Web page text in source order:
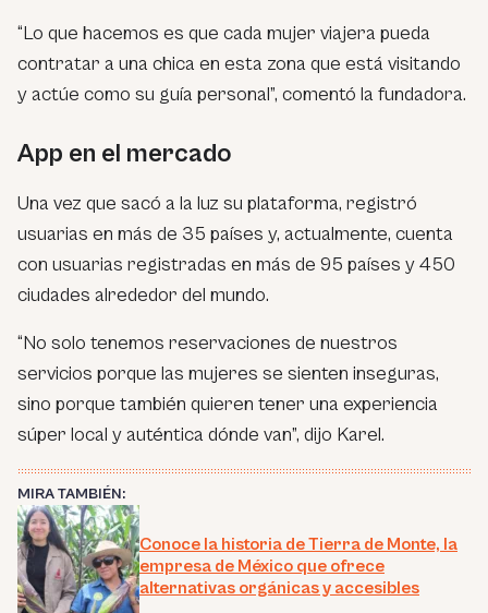
“Lo que hacemos es que cada mujer viajera pueda
contratar a una chica en esta zona que está visitando
y actúe como su guía personal”, comentó la fundadora.
App en el mercado
Una vez que sacó a la luz su plataforma, registró
usuarias en más de 35 países y, actualmente, cuenta
con usuarias registradas en más de 95 países y 450
ciudades alrededor del mundo.
“No solo tenemos reservaciones de nuestros
servicios porque las mujeres se sienten inseguras,
sino porque también quieren tener una experiencia
súper local y auténtica dónde van”, dijo Karel.
MIRA TAMBIÉN:
Conoce la historia de Tierra de Monte, la
empresa de México que ofrece
alternativas orgánicas y accesibles